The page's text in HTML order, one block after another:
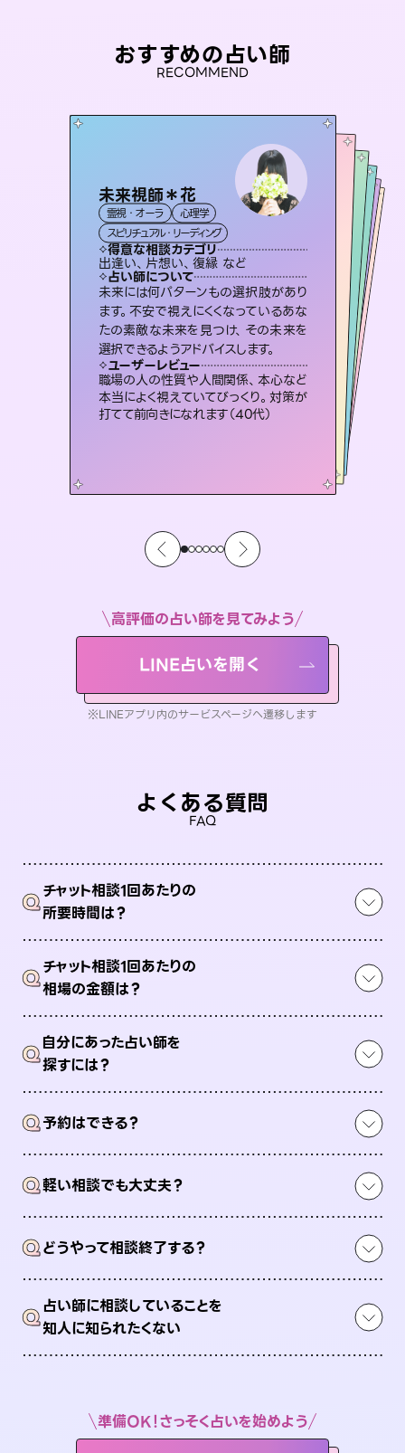
おすすめの占い師
RECOMMEND
未来視師＊花
霊視・オーラ
心理学
スピリチュアル・リーディング
得意な相談カテゴリ
出逢い、片想い、復縁 など
占い師について
未来には何パターンもの選択肢があり
ます。不安で視えにくくなっているあな
たの素敵な未来を見つけ、その未来を
選択できるようアドバイスします。
ユーザーレビュー
職場の人の性質や人間関係、本心など
本当によく視えていてびっくり。対策が
打てて前向きになれます（40代）
桃源珠羽（とうげんみう）
霊視・オーラ タロット
スピリチュアル・リーディング
得意な相談カテゴリ
片想い、あの人の気持ち、復縁 など
占い師について
恋愛のお悩みの中でも特に「曖昧な関
係」の相談を得意としており、友達以上
恋人未満なお相手との今後や本音を丁
寧に読み解き恋愛成就へと導きます。
ユーザーレビュー
鑑定していただいてアドバイス通りに行
動すると仲が復活してきました。ありが
とうございました（40代 女性）
セラピスト理恵
霊視・オーラ
スピリチュアル・リーディング
得意な相談カテゴリ
片想い、二人の未来、年の差 など
占い師について
連絡再開、復縁、成就などの報告実績
多数。セラピストとして2万超の施術経
験があるからこそできる鑑定で、より良
い未来をサポートします。
ユーザーレビュー
とても心温まる鑑定でした。しかもこち
らは何も言っていないのに視えていらっ
しゃるんだなと驚きです（30代女性）
彗望（すいぼう
霊視・オーラ
スピリチュアル・リーディング
得意な相談カテゴリ
片想い、あの人の気持ち、復縁 など
占い師について
3,700年以上の歴史を持つ東洋最古の占術「易占」で詳細まで占い、幸せへ向かう道筋を示します。厳しい結果にも具体的な対策をお伝えします。
ユーザーレビュー
複雑な背景もしっかり聞いて鑑定して
いただけました。気持ちが楽になりまし
た（50代 女性）
アイリス -iris-
西洋占星術
ルーン
得意な相談カテゴリ
恋愛総合、片想い、二人の未来 など
占い師について
復縁、恋愛、不倫の行方、同性愛や片
思い、仕事関係や借金問題まで知りた
いことや心の負担になっていることを
紐解き、背中をそっと押して導きます。
ユーザーレビュー
安心感のあり、言い切ってくれる所や濁
さない鑑定のおかげで、毎回自分の気
持ちを整えられます（30代 男性）
おう 霊感オラクル
霊視・オーラ
オラクルカード
得意な相談カテゴリ
恋愛総合、あの人の気持ち など
占い師について
霊視×オラクルカードを使って「今」と
「未来」そして「気になるあの人の気持
ち」まで丁寧に読み解き、恋や人生のヒ
ントを優しく引き出します。
ユーザーレビュー
不安な気持ちが嘘みたいに晴れまし
た…！よく視えていらっしゃるんだなと
感じました（40代 女性）
高評価の占い師を見てみよう
LINE占いを開く
※LINEアプリ内のサービスページへ遷移します
よくある質問
FAQ
Qチャット相談1回あたりの
所要時間は？
Qチャット相談1回あたりの
相場の金額は？
Q自分にあった占い師を
探すには？
Q予約はできる？
Q軽い相談でも大丈夫？
Qどうやって相談終了する？
Q占い師に相談していることを
知人に知られたくない
準備OK！さっそく占いを始めよう